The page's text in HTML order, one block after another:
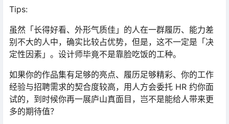
Tips:
虽然「长得好看、外形气质佳」的人在一群履历、能力差
别不大的人中，确实比较占优势，但是，这不一定是「决
定性因素」。设计师毕竟不是靠脸吃饭的工种。
如果你的作品集有足够的亮点、履历足够精彩、你的工作
经验与招聘需求的契合度较高，用人方会委托 HR 约你面
试的，到时候你再一展庐山真面目，岂不是能给人带来更
多的期待值？